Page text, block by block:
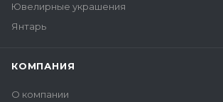
Ювелирные украшения
Янтарь
КОМПАНИЯ
О компании